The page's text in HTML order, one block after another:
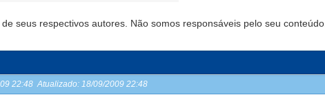
seus respectivos autores. Não somos responsáveis pelo seu conteúdo.
22:48 Atualizado: 18/09/2009 22:48